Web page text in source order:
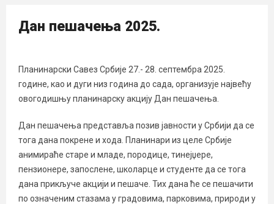
Дан пешачења 2025.
Планинарски Савез Србије 27.- 28. септембра 2025.
године, као и дуги низ година до сада, организује највећу
овогодишњу планинарску акцију Дан пешачења.
Дан пешачења представља позив јавности у Србији да се
тога дана покрене и хода. Планинари из целе Србије
анимираће старе и младе, породице, тинејџере,
пензионере, запослене, школарце и студенте да се тога
дана прикључе акцији и пешаче. Тих дана ће се пешачити
по означеним стазама у градовима, парковима, природи у